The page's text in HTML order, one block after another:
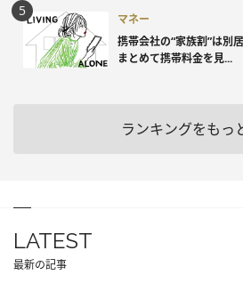
マネー
携帯会社の“家族割”は
まとめて携帯料金を見...
ランキングをもっ
LATEST
最新の記事